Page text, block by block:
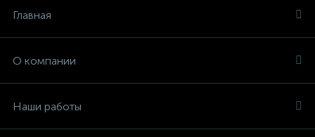
Главная
О компании
Наши работы